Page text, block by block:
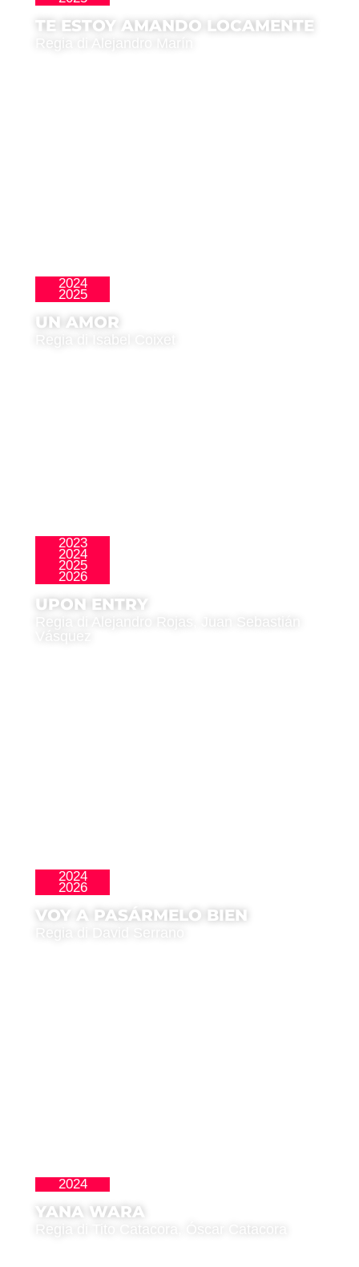
TE ESTOY AMANDO LOCAMENTE
2024
2025
UN AMOR
2023
2024
2025
2026
UPON ENTRY
2024
2026
VOY A PASÁRMELO BIEN
2024
YANA WARA